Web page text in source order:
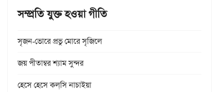
সম্প্রতি যুক্ত হওয়া গীতি
সৃজন-ভোরে প্রভু মোরে সৃজিলে
জয় পীতাম্বর শ্যাম সুন্দর
হেসে হেসে কল্‌সি নাচাইয়া